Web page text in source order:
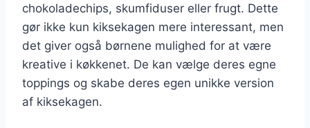
chokoladechips, skumfiduser eller frugt. Dette
gør ikke kun kiksekagen mere interessant, men
det giver også børnene mulighed for at være
kreative i køkkenet. De kan vælge deres egne
toppings og skabe deres egen unikke version
af kiksekagen.